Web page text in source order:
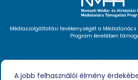
Hírlevél
Videóink
Podcast
Médiaszolgáltatási tevékenységét a
Program keretében
A jobb felhasználói élmény